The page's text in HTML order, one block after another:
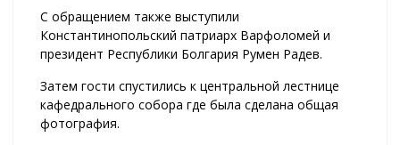
С обращением также выступили
Константинопольский патриарх Варфоломей и
президент Республики Болгария Румен Радев.
Затем гости спустились к центральной лестнице
кафедрального собора где была сделана общая
фотография.